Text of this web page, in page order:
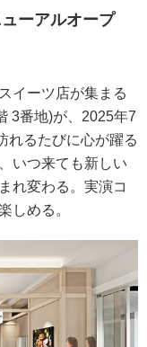
ーアルオープ
イーツ店が集まる
3番地)が、2025年7
れるたびに心が躍る
いつ来ても新しい
れ変わる。実演コ
しめる。